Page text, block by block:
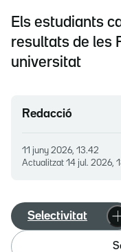
Els estudiants
resultats de les
universitat
Redacció
11 juny 2026, 13.42
Actualitzat 14 jul. 2026,
Selectivitat